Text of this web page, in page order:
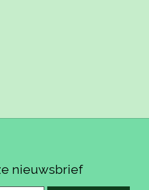
nieuwsbrief